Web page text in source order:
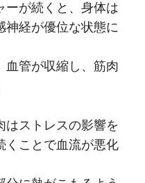
ーが続くと、身体は
神経が優位な状態に
血管が収縮し、筋肉
はストレスの影響を
くことで血流が悪化